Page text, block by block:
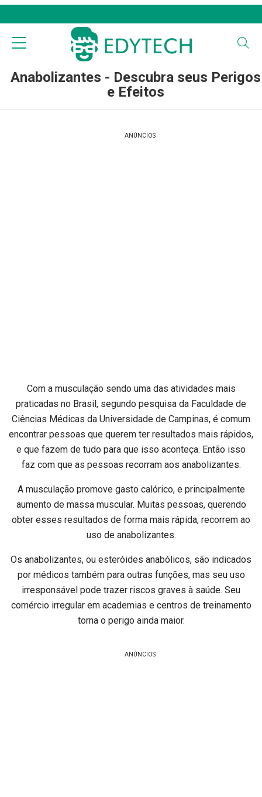
Anabolizantes - Descubra seus Perigos
e Efeitos
ANÚNCIOS
Com a musculação sendo uma das atividades mais
praticadas no Brasil, segundo pesquisa da Faculdade de
Ciências Médicas da Universidade de Campinas, é comum
encontrar pessoas que querem ter resultados mais rápidos,
e que fazem de tudo para que isso aconteça. Então isso
faz com que as pessoas recorram aos anabolizantes.
A musculação promove gasto calórico, e principalmente
aumento de massa muscular. Muitas pessoas, querendo
obter esses resultados de forma mais rápida, recorrem ao
uso de anabolizantes.
Os anabolizantes, ou esteróides anabólicos, são indicados
por médicos também para outras funções, mas seu uso
irresponsável pode trazer riscos graves à saúde. Seu
comércio irregular em academias e centros de treinamento
torna o perigo ainda maior.
ANÚNCIOS